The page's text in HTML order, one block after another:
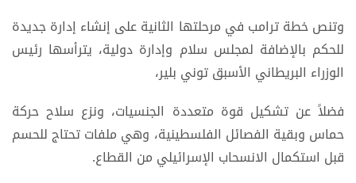
وتنص خطة ترامب في مرحلتها الثانية على إنشاء إدارة جديدة
للحكم بالإضافة لمجلس سلام وإدارة دولية، يترأسها رئيس
الوزراء البريطاني الأسبق توني بلير،
فضلاً عن تشكيل قوة متعددة الجنسيات، ونزع سلاح حركة
حماس وبقية الفصائل الفلسطينية، وهي ملفات تحتاج للحسم
قبل استكمال الانسحاب الإسرائيلي من القطاع.